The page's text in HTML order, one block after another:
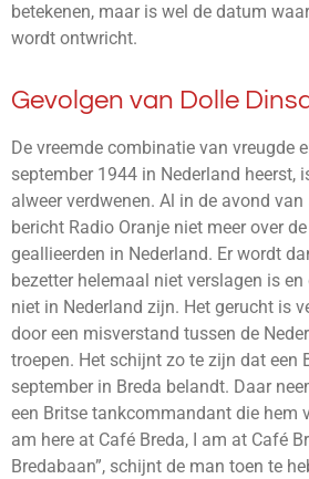
betekenen, maar is wel de datum
wordt ontwricht.
Gevolgen van Dolle
De vreemde combinatie van vreugde
september 1944 in Nederland heerst,
alweer verdwenen. Al in de avond
bericht Radio Oranje niet meer over
geallieerden in Nederland. Er wordt
bezetter helemaal niet verslagen is
niet in Nederland zijn. Het gerucht is
door een misverstand tussen de
troepen. Het schijnt zo te zijn dat een
september in Breda belandt. Daar
een Britse tankcommandant die hem
am here at Café Breda, I am at Café
Bredabaan”, schijnt de man toen te